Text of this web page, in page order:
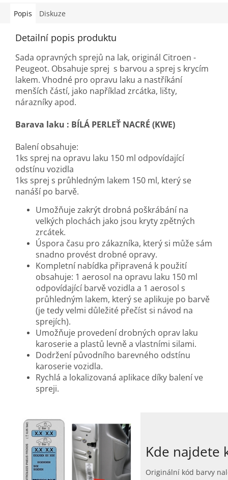
Popis Diskuze
Detailní popis produktu
Sada opravných sprejů na lak, originál Citroen -
Peugeot. Obsahuje sprej s barvou a sprej s krycím
lakem. Vhodné pro opravu laku a nastříkání
menších částí, jako například zrcátka, lišty,
nárazníky apod.
Barava laku : BÍLÁ PERLEŤ NACRÉ (KWE)
Balení obsahuje:
1ks sprej na opravu laku 150 ml odpovídající
odstínu vozidla
1ks sprej s průhledným lakem 150 ml, který se
nanáší po barvě.
Umožňuje zakrýt drobná poškrábání na
velkých plochách jako jsou kryty zpětných
zrcátek.
Úspora času pro zákazníka, který si může sám
snadno provést drobné opravy.
Kompletní nabídka připravená k použití
obsahuje: 1 aerosol na opravu laku 150 ml
odpovídající barvě vozidla a 1 aerosol s
průhledným lakem, který se aplikuje po barvě
(je tedy velmi důležité přečíst si návod na
sprejích).
Umožňuje provedení drobných oprav laku
karoserie a plastů levně a vlastními silami.
Dodržení původního barevného odstínu
karoserie vozidla.
Rychlá a lokalizovaná aplikace díky balení ve
spreji.
Kde najdete
Originální kód barvy